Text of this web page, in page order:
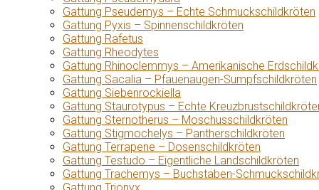
Gattung Pseudemys – Echte Schmuckschildkröten
Gattung Pyxis – Spinnenschildkröten
Gattung Rafetus
Gattung Rheodytes
Gattung Rhinoclemmys – Amerikanische
Gattung Sacalia – Pfauenaugen-Sumpfschildkröten
Gattung Siebenrockiella
Gattung Staurotypus – Echte
Gattung Sternotherus – Moschusschildkröten
Gattung Stigmochelys – Pantherschildkröten
Gattung Terrapene – Dosenschildkröten
Gattung Testudo – Eigentliche Landschildkröten
Gattung Trachemys – Buchstaben-